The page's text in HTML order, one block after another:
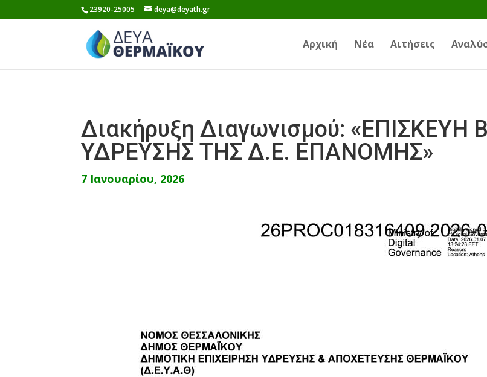
to
23920-25005 deya@deyath.gr
Αρχική Νέα Αιτήσεις
Διακήρυξη Διαγωνισμού:
ΥΔΡΕΥΣΗΣ ΤΗΣ Δ.Ε. ΕΠΑΝΟΜΗΣ»
7 Ιανουαρίου, 2026